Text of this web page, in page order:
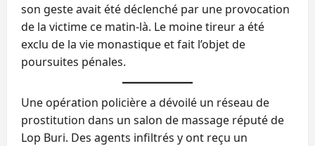
son geste avait été déclenché par une provocation
de la victime ce matin-là. Le moine tireur a été
exclu de la vie monastique et fait l’objet de
poursuites pénales.
Une opération policière a dévoilé un réseau de
prostitution dans un salon de massage réputé de
Lop Buri. Des agents infiltrés y ont reçu un